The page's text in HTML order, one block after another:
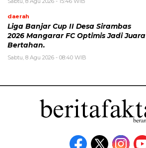
daerah
Liga Banjar Cup II Desa Sirambas
2026 Mangarar FC Optimis Jadi Juara
Bertahan.
Sabtu, 8 Agu 2026 - 08:40 WIB